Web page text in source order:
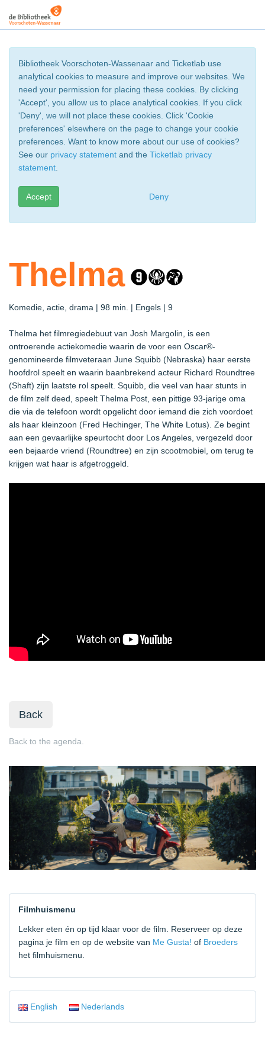
Bibliotheek Voorschoten-Wassenaar and Ticketlab use
analytical cookies to measure and improve our websites. We
need your permission for placing these cookies. By clicking
'Accept', you allow us to place analytical cookies. If you click
'Deny', we will not place these cookies. Click 'Cookie
preferences' elsewhere on the page to change your cookie
preferences. Want to know more about our use of cookies?
See our privacy statement and the Ticketlab privacy
statement
Accept Deny
Thelma
Komedie, actie, drama | 98 min. | Engels | 9
Thelma het filmregiedebuut van Josh Margolin, is een
ontroerende actiekomedie waarin de voor een Oscar®-
genomineerde filmveteraan June Squibb (Nebraska) haar eerste
hoofdrol speelt en waarin baanbrekend acteur Richard Roundtree
(Shaft) zijn laatste rol speelt. Squibb, die veel van haar stunts in
de film zelf deed, speelt Thelma Post, een pittige 93-jarige oma
die via de telefoon wordt opgelicht door iemand die zich voordoet
als haar kleinzoon (Fred Hechinger, The White Lotus). Ze begint
aan een gevaarlijke speurtocht door Los Angeles, vergezeld door
een bejaarde vriend (Roundtree) en zijn scootmobiel, om terug te
krijgen wat haar is afgetroggeld.
Back
Back to the agenda.
Filmhuismenu
Lekker eten én op tijd klaar voor de film. Reserveer op deze
pagina je film en op de website van Me Gusta! of Broeders
het filmhuismenu.
English Nederlands